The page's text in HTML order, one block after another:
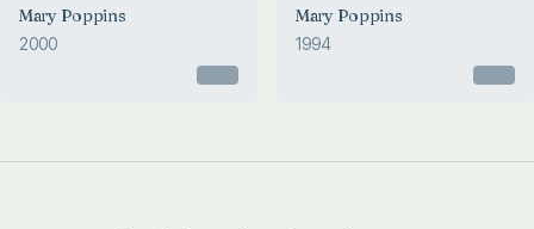
Mary Poppins
2000
Mary Poppins
1994